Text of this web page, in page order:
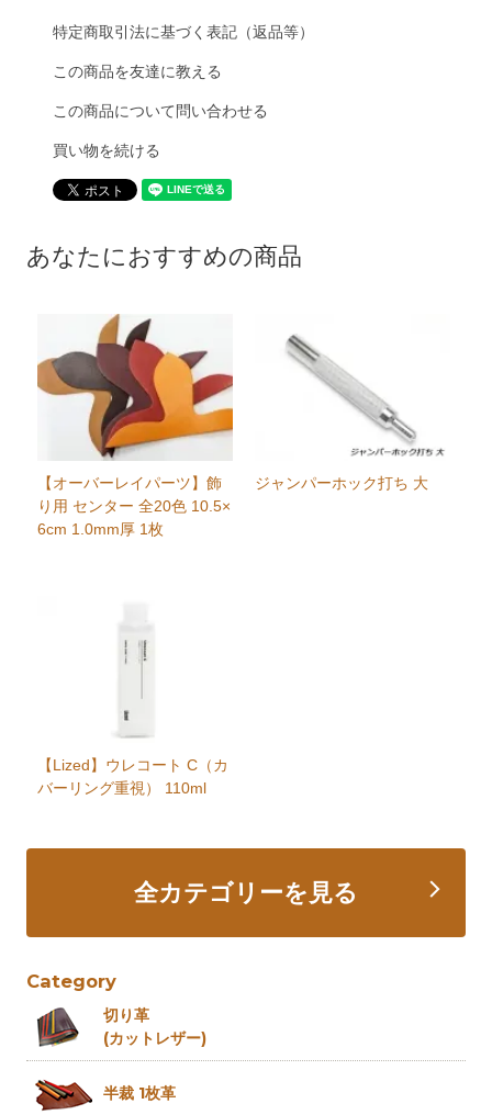
特定商取引法に基づく表記（返品等）
この商品を友達に教える
この商品について問い合わせる
買い物を続ける
あなたにおすすめの商品
【オーバーレイパーツ】飾
り用 センター 全20色 10.5×
6cm 1.0mm厚 1枚
ジャンパーホック打ち 大
【Lized】ウレコート C（カ
バーリング重視） 110ml
全カテゴリーを見る
Category
切り革
(カットレザー)
半裁 1枚革